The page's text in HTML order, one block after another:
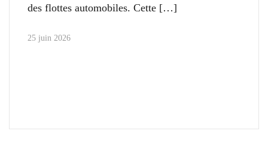
des flottes automobiles. Cette
25 juin 2026